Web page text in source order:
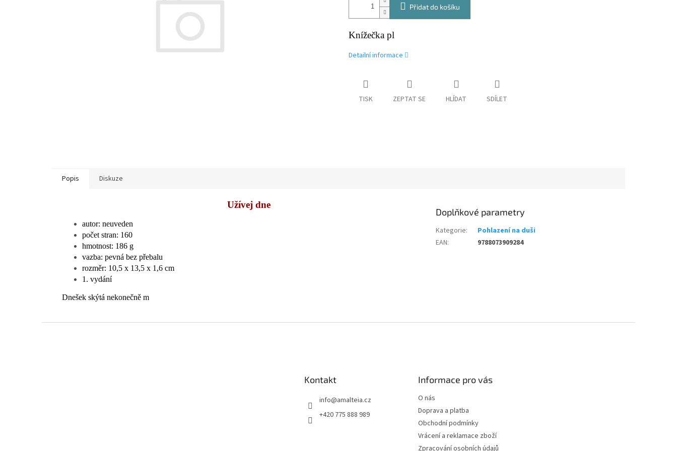
Přidat do košíku
Knížečka pl
Detailní informace
TISK ZEPTAT SE HLÍDAT SDÍLET
Popis Diskuze
Užívej dne
autor: neuveden
počet stran: 160
hmotnost: 186 g
vazba: pevná bez přebalu
rozměr: 10,5 x 13,5 x 1,6 cm
1. vydání
Dnešek skýtá nekonečně m
Doplňkové parametry
Kategorie:
Pohlazení na duši
EAN: 9788073909284
Kontakt
info@amalteia.cz
+420 775 888 989
Informace pro vás
O nás
Doprava a platba
Obchodní podmínky
Vrácení a reklamace zboží
Zpracování osobních údajů